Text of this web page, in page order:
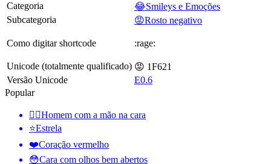
Categoria
😂Smileys e Emoções
Subcategoria
😡Rosto negativo
Como digitar shortcode :rage:
Unicode (totalmente qualificado) 😡 1F621
Versão Unicode
E0.6
Popular
🤦‍♂️Homem com a mão na cara
⭐Estrela
❤️Coração vermelho
😳Cara com olhos bem abertos